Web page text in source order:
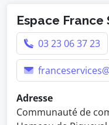
Espace France
03 23 06 37 23
Adresse
Communauté de